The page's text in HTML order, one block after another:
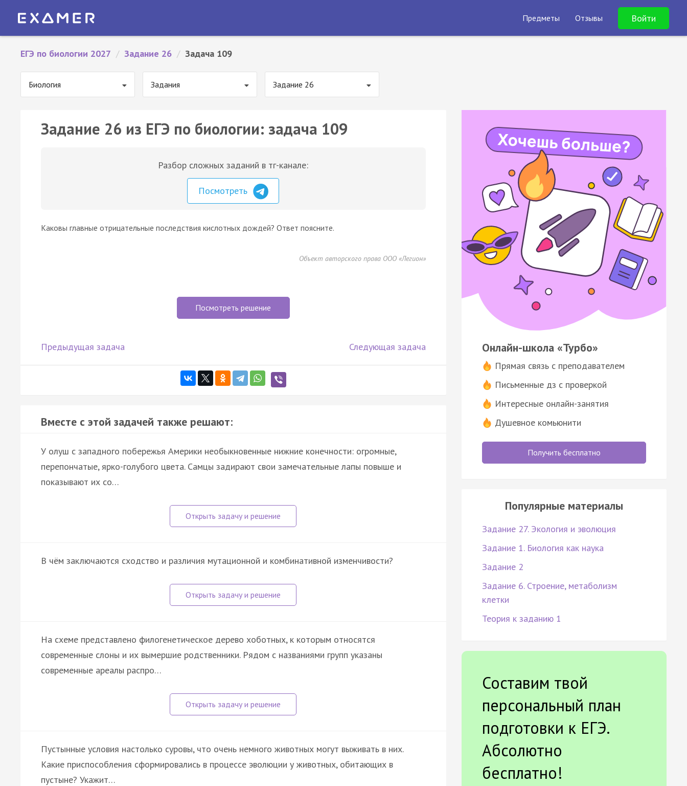
Предметы Отзывы Войти
ЕГЭ по биологии 2027 / Задание 26 / Задача 109
Биология Задания Задание 26
Задание 26 из ЕГЭ по биологии: задача 109
Разбор сложных заданий в тг-канале:
Посмотреть
Каковы главные отрицательные последствия кислотных дождей? Ответ поясните.
Объект авторского права ООО «Легион»
Посмотреть решение
Предыдущая задача Следующая задача
Вместе с этой задачей также решают:
У олуш с западного побережья Америки необыкновенные нижние конечности: огромные,
перепончатые, ярко-голубого цвета. Самцы задирают свои замечательные лапы повыше и
показывают их со…
В чём заключаются сходство и различия мутационной и комбинативной изменчивости?
На схеме представлено филогенетическое дерево хоботных, к которым относятся
современные слоны и их вымершие родственники. Рядом с названиями групп указаны
современные ареалы распро…
Пустынные условия настолько суровы, что очень немного животных могут выживать в них.
Какие приспособления сформировались в процессе эволюции у животных, обитающих в
пустыне? Укажит…
Онлайн-школа «Турбо»
Прямая связь с преподавателем
Письменные дз с проверкой
Интересные онлайн-занятия
Душевное комьюнити
Получить бесплатно
Популярные материалы
Задание 27. Экология и эволюция
Задание 1. Биология как наука
Задание 2
Задание 6. Строение, метаболизм
клетки
Теория к заданию 1
Составим твой
персональный план
подготовки к ЕГЭ.
Абсолютно
бесплатно!